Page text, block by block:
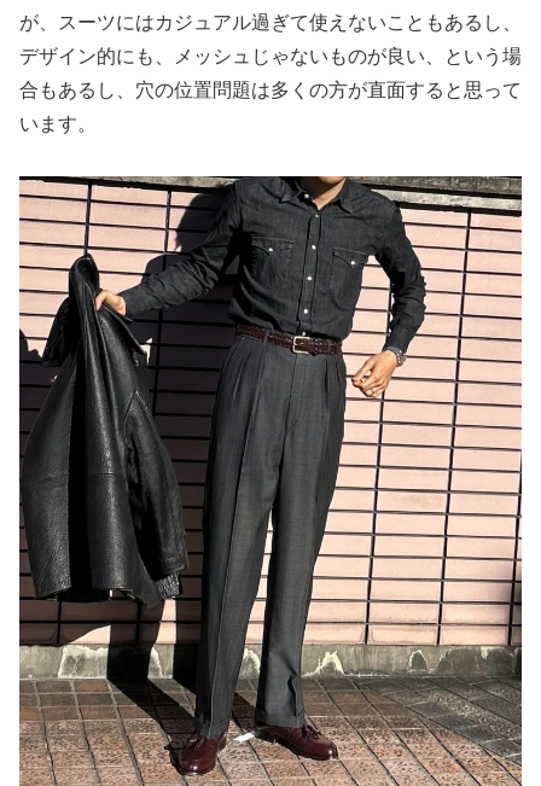
が、スーツにはカジュアル過ぎて使えないこともあるし、
デザイン的にも、メッシュじゃないものが良い、という場
合もあるし、穴の位置問題は多くの方が直面すると思って
います。